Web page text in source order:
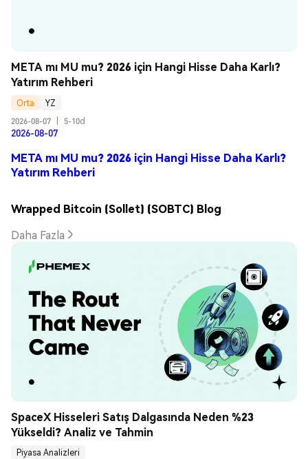
META mı MU mu? 2026 için Hangi Hisse Daha Karlı?
Yatırım Rehberi
Orta
YZ
2026-08-07
5-10d
2026-08-07
META mı MU mu? 2026 için Hangi Hisse Daha Karlı?
Yatırım Rehberi
Wrapped Bitcoin (Sollet) (SOBTC) Blog
Daha Fazla
SpaceX Hisseleri Satış Dalgasında Neden %23
Yükseldi? Analiz ve Tahmin
Piyasa Analizleri